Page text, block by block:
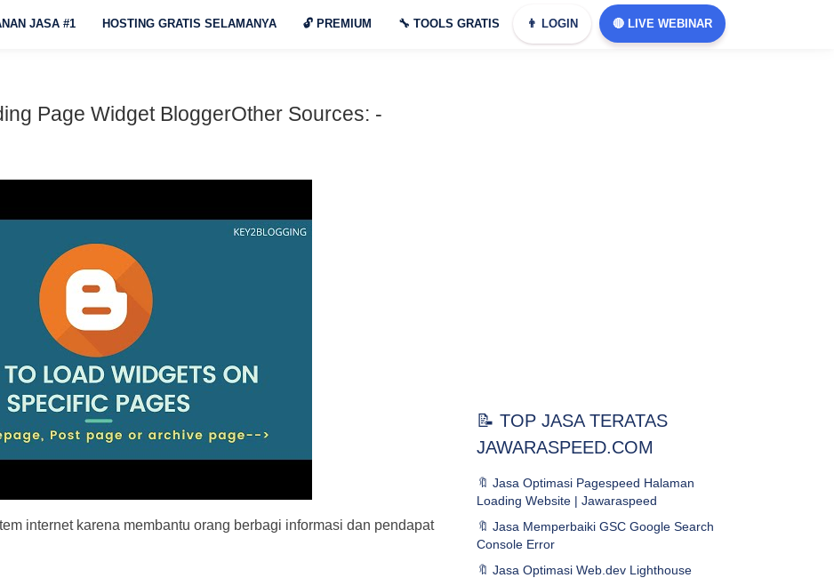
🔴 LIVE WEBINAR
JASA #1 HOSTING GRATIS SELAMANYA 🔓 PREMIUM 🔧 TOOLS GRATIS 👨 LOGIN
Page Widget BloggerOther Sources: -
internet karena membantu orang berbagi informasi dan pendapat
📝 TOP JASA TERATAS
JAWARASPEED.COM
🔖 Jasa Optimasi Pagespeed Halaman
Loading Website | Jawaraspeed
🔖 Jasa Memperbaiki GSC Google Search
Console Error
🔖 Jasa Optimasi Web.dev Lighthouse